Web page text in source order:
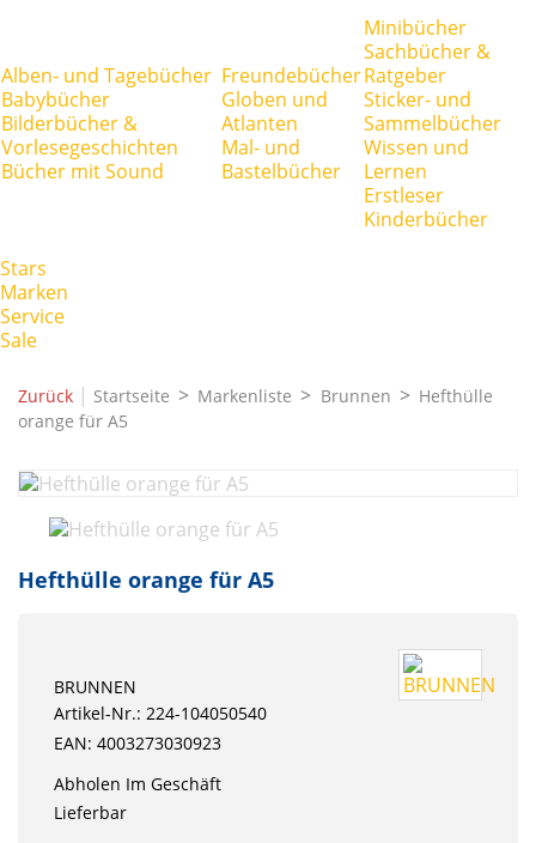
Alben- und Tagebücher
Babybücher
Bilderbücher &
Vorlesegeschichten
Bücher mit Sound
Freundebücher
Globen und
Atlanten
Mal- und
Bastelbücher
Minibücher
Sachbücher &
Ratgeber
Sticker- und
Sammelbücher
Wissen und
Lernen
Erstleser
Kinderbücher
Stars
Marken
Service
Sale
Zurück | Startseite Markenliste Brunnen
Hefthülle
orange für A5
Hefthülle orange für A5
BRUNNEN
Artikel-Nr.: 224-104050540
EAN: 4003273030923
Abholen Im Geschäft
Lieferbar